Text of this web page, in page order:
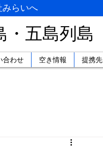
らいへ
・五島列島
合わせ 空き情報 提携先